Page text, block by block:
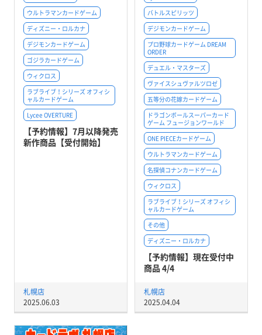
ウルトラマンカードゲーム
ディズニー・ロルカナ
デジモンカードゲーム
ゴジラカードゲーム
ウィクロス
ラブライブ！シリーズ オフィシ
ャルカードゲーム
Lycee OVERTURE
【予約情報】7月以降発売
新作商品【受付開始】
札幌店
2025.06.03
バトルスピリッツ
デジモンカードゲーム
プロ野球カードゲーム DREAM
ORDER
デュエル・マスターズ
ヴァイスシュヴァルツロゼ
五等分の花嫁カードゲーム
ドラゴンボールスーパーカード
ゲーム フュージョンワールド
ONE PIECEカードゲーム
ウルトラマンカードゲーム
名探偵コナンカードゲーム
ウィクロス
ラブライブ！シリーズ オフィシ
ャルカードゲーム
その他
ディズニー・ロルカナ
【予約情報】現在受付中
商品 4/4
札幌店
2025.04.04